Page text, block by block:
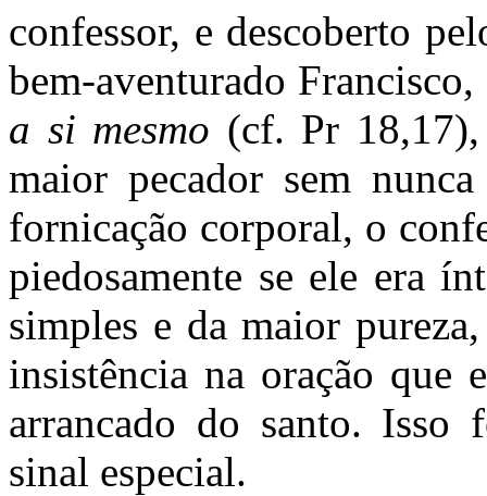
confessor, e descoberto
bem-aventurado
a si mesmo (cf. Pr 18,17),
maior pecador sem
fornicação corporal, o
piedosamente se ele era
simples e da maior
insistência na oração que
arrancado do santo.
sinal especial.